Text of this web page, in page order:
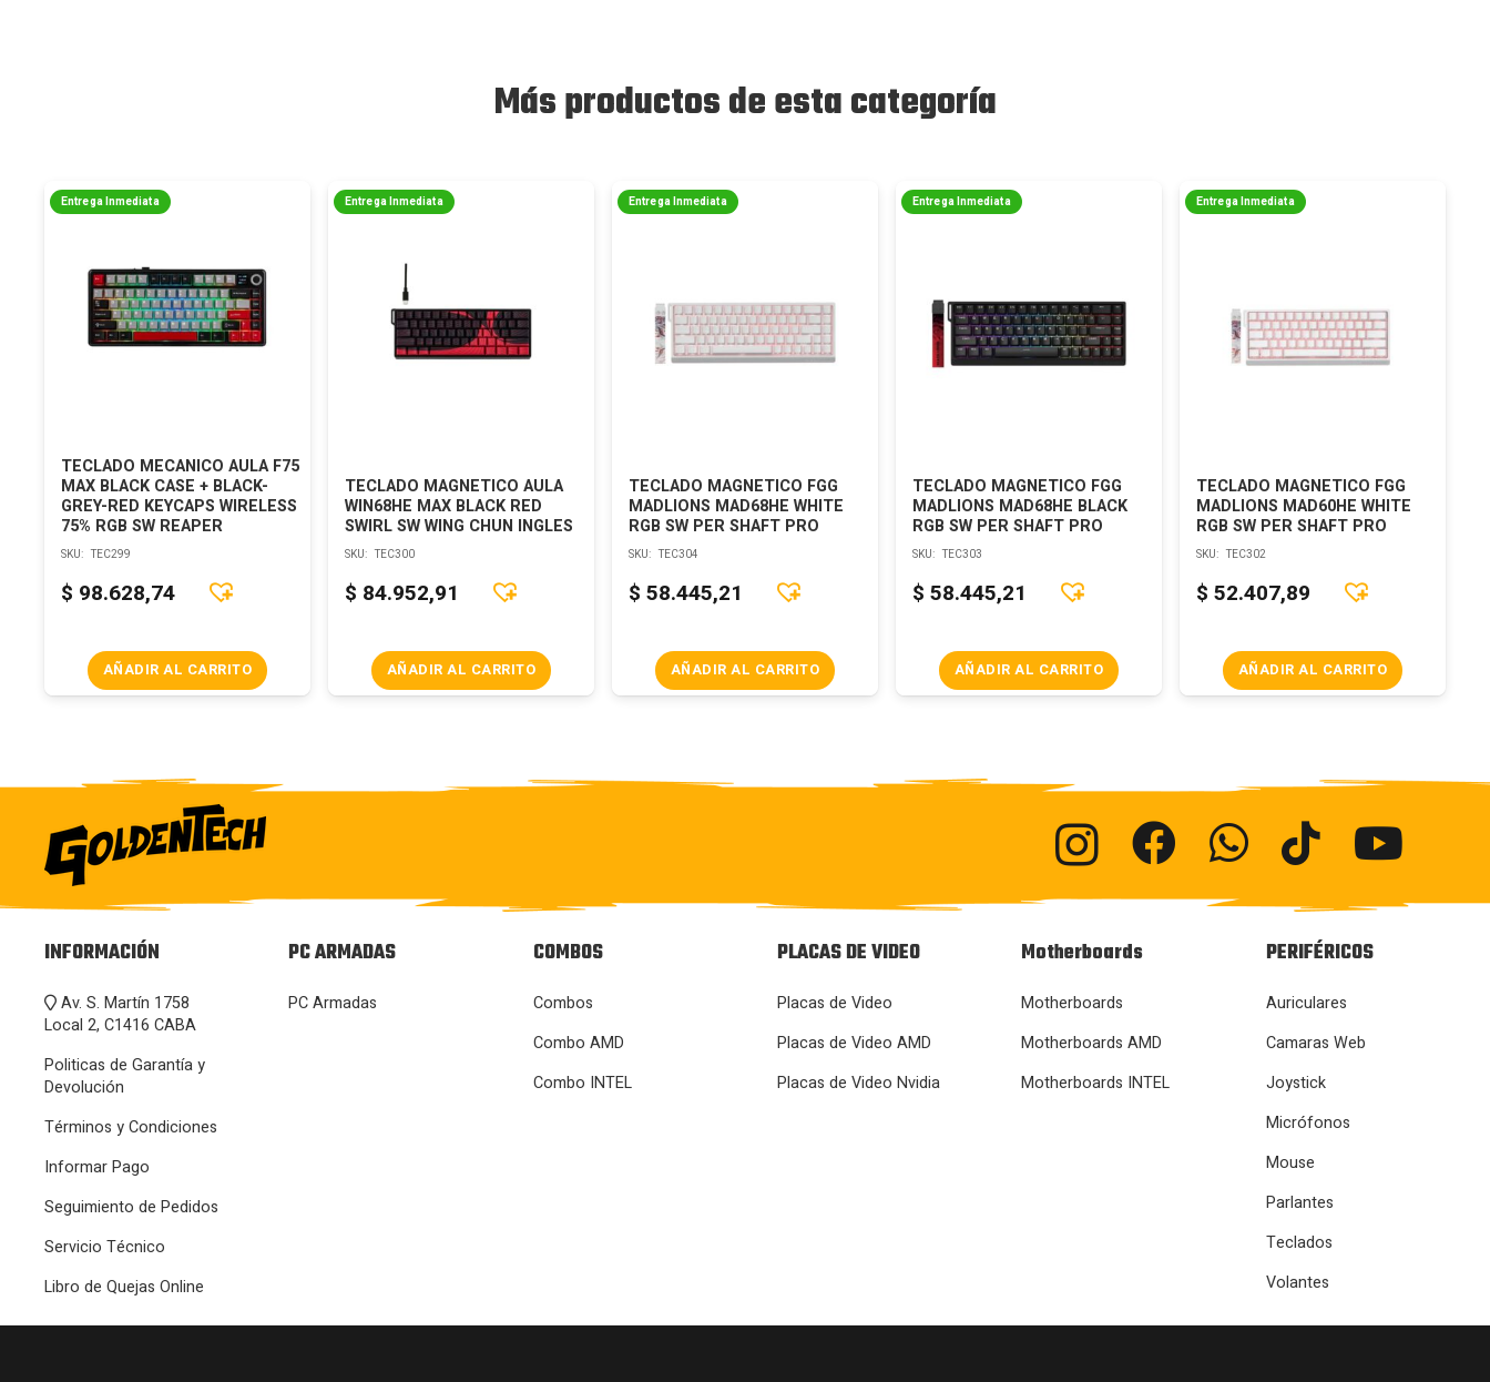
Más productos de esta categoría
Entrega Inmediata
TECLADO MECANICO AULA F75
MAX BLACK CASE + BLACK-
GREY-RED KEYCAPS WIRELESS
75% RGB SW REAPER
SKU: TEC299
$ 98.628,74
AÑADIR AL CARRITO
Entrega Inmediata
TECLADO MAGNETICO AULA
WIN68HE MAX BLACK RED
SWIRL SW WING CHUN INGLES
SKU: TEC300
$ 84.952,91
AÑADIR AL CARRITO
Entrega Inmediata
TECLADO MAGNETICO FGG
MADLIONS MAD68HE WHITE
RGB SW PER SHAFT PRO
SKU: TEC304
$ 58.445,21
AÑADIR AL CARRITO
Entrega Inmediata
TECLADO MAGNETICO FGG
MADLIONS MAD68HE BLACK
RGB SW PER SHAFT PRO
SKU: TEC303
$ 58.445,21
AÑADIR AL CARRITO
Entrega Inmediata
TECLADO MAGNETICO FGG
MADLIONS MAD60HE WHITE
RGB SW PER SHAFT PRO
SKU: TEC302
$ 52.407,89
AÑADIR AL CARRITO
INFORMACIÓN
Av. S. Martín 1758
Local 2, C1416 CABA
Politicas de Garantía y
Devolución
Términos y Condiciones
Informar Pago
Seguimiento de Pedidos
Servicio Técnico
Libro de Quejas Online
PC ARMADAS
PC Armadas
COMBOS
Combos
Combo AMD
Combo INTEL
PLACAS DE VIDEO
Placas de Video
Placas de Video AMD
Placas de Video Nvidia
Motherboards
Motherboards
Motherboards AMD
Motherboards INTEL
PERIFÉRICOS
Auriculares
Camaras Web
Joystick
Micrófonos
Mouse
Parlantes
Teclados
Volantes